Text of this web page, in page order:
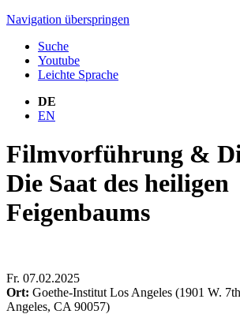
Navigation überspringen
Suche
Youtube
Leichte Sprache
DE
EN
Filmvorführung &
Die Saat des heiligen
Feigenbaums
Fr. 07.02.2025
Ort: Goethe-Institut Los Angeles (1901 W.
Angeles, CA 90057)